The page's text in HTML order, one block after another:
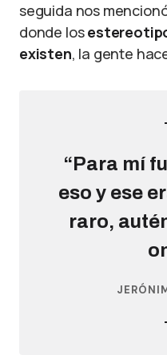
seguida nos
donde los
existen, la gente
“Para mí
eso y ese
raro,